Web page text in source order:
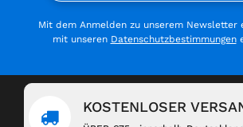
Mit dem Anmelden zu unserem Newsletter
mit unseren Datenschutzbestimmungen
KOSTENLOSER